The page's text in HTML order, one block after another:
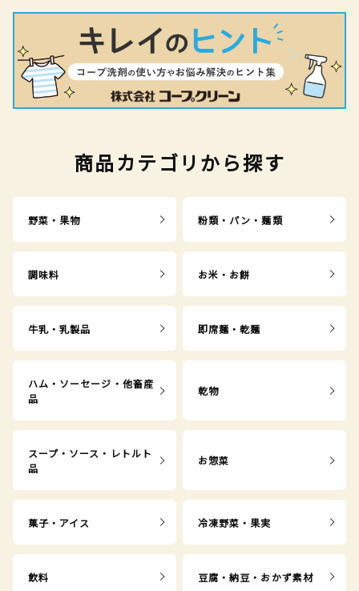
商品カテゴリから探す
野菜・果物 粉類・パン・麺類
調味料 お米・お餅
牛乳・乳製品 即席麺・乾麺
ハム・ソーセージ・他畜産
品
乾物
スープ・ソース・レトルト
品
お惣菜
菓子・アイス 冷凍野菜・果実
飲料 豆腐・納豆・おかず素材